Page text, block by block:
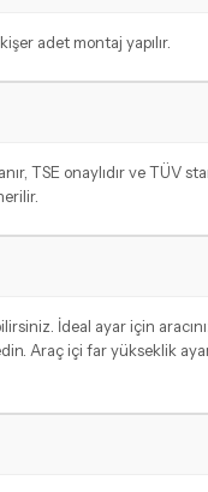
adet montaj yapılır.
TSE onaylıdır ve TÜV
İdeal ayar için
Araç içi far yükseklik